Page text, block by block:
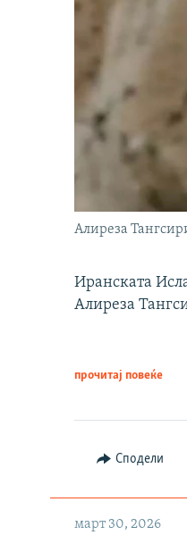
Алиреза
Иранската
Алиреза
прочитај повеќе
Сподели
март 30, 2026